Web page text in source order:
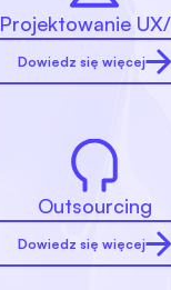
Projektowanie
Dowiedz się więcej
Outsourcing
Dowiedz się więcej